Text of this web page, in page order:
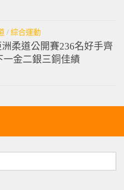
/ 綜合運動
柔道公開賽236名好手齊
一金二銀三銅佳績